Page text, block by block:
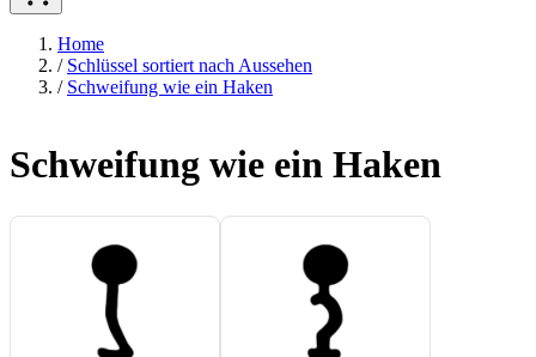
Home
/ Schlüssel sortiert nach Aussehen
/ Schweifung wie ein Haken
Schweifung wie ein Haken